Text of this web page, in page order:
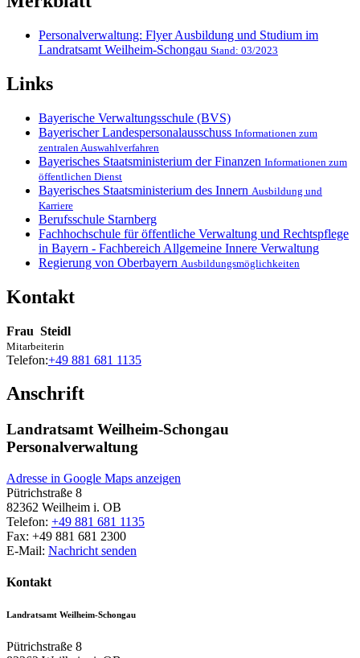
Personalverwaltung: Flyer Ausbildung und Studium im
Landratsamt Weilheim-Schongau Stand: 03/2023
Links
Bayerische Verwaltungsschule (BVS)
Bayerischer Landespersonalausschuss Informationen zum
zentralen Auswahlverfahren
Bayerisches Staatsministerium der Finanzen Informationen zum
öffentlichen Dienst
Bayerisches Staatsministerium des Innern Ausbildung und
Karriere
Berufsschule Starnberg
Fachhochschule für öffentliche Verwaltung und Rechtspflege
in Bayern - Fachbereich Allgemeine Innere Verwaltung
Regierung von Oberbayern Ausbildungsmöglichkeiten
Kontakt
Frau Steidl
Mitarbeiterin
Telefon:+49 881 681 1135
Anschrift
Landratsamt Weilheim-Schongau
Personalverwaltung
Adresse in Google Maps anzeigen
Pütrichstraße 8
82362 Weilheim i. OB
Telefon: +49 881 681 1135
Fax: +49 881 681 2300
E-Mail: Nachricht senden
Kontakt
Landratsamt Weilheim-Schongau
Pütrichstraße 8